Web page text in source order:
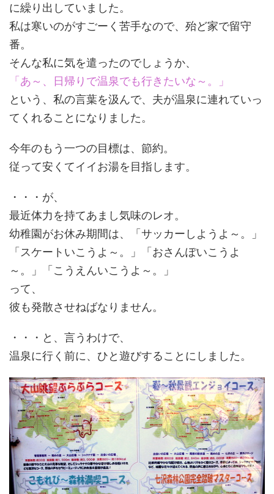
に繰り出していました。
私は寒いのがすごーく苦手なので、殆ど家で留守
番。
そんな私に気を遣ったのでしょうか、
「あ～、日帰りで温泉でも行きたいな～。」
という、私の言葉を汲んで、夫が温泉に連れていっ
てくれることになりました。
今年のもう一つの目標は、節約。
従って安くてイイお湯を目指します。
・・・が、
最近体力を持てあまし気味のレオ。
幼稚園がお休み期間は、「サッカーしようよ～。」
「スケートいこうよ～。」「おさんぽいこうよ
～。」「こうえんいこうよ～。」
って、
彼も発散させねばなりません。
・・・と、言うわけで、
温泉に行く前に、ひと遊びすることにしました。